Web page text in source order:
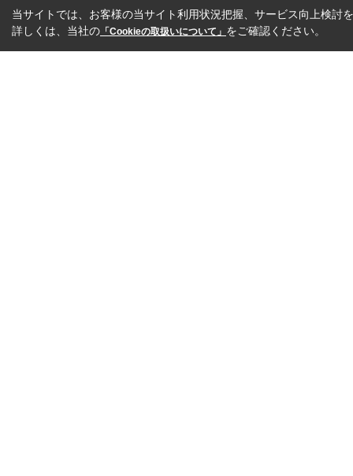
当サイトでは、お客様の当サイト利用状況把握、サービス向上検討
詳しくは、当社の 「Cookieの取扱いについて」 をご確認ください。